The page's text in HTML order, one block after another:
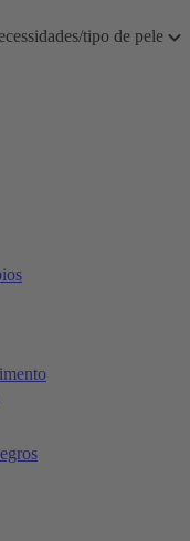
tipo de pele